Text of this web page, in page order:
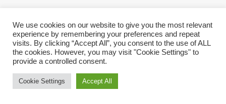
© 2020 Brokenchalk. All rights reserved.
Registered Stichting, KVK-nummer: 80591299​
Privacy Policy|
We use cookies on our website to give you the most relevant
experience by remembering your preferences and repeat
visits. By clicking “Accept All”, you consent to the use of ALL
the cookies. However, you may visit "Cookie Settings" to
provide a controlled consent.
Cookie Settings Accept All